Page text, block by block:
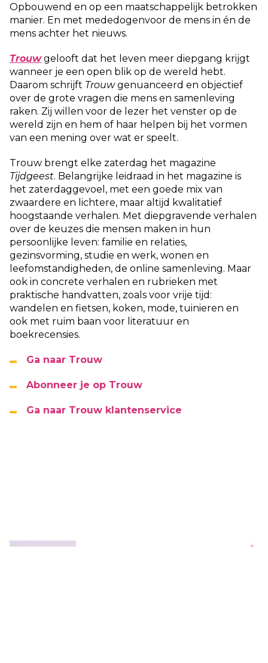
Opbouwend en op een maatschappelijk betrokken
manier. En met mededogenvoor de mens in én de
mens achter het nieuws.
Trouw gelooft dat het leven meer diepgang krijgt
wanneer je een open blik op de wereld hebt.
Daarom schrijft Trouwgenuanceerd en objectief
over de grote vragen die mens en samenleving
raken. Zij willen voor de lezer het venster op de
wereld zijn en hem of haar helpen bij het vormen
van een mening over wat er speelt.
Trouw brengt elke zaterdag het magazine
Tijdgeest. Belangrijke leidraad in het magazine is
het zaterdaggevoel, met een goede mix van
zwaardere en lichtere, maar altijd kwalitatief
hoogstaande verhalen. Met diepgravende verhalen
over de keuzes die mensen maken in hun
persoonlijke leven: familie en relaties,
gezinsvorming, studie en werk, wonen en
leefomstandigheden, de online samenleving. Maar
ook in concrete verhalen en rubrieken met
praktische handvatten, zoals voor vrije tijd:
wandelen en fietsen, koken, mode, tuinieren en
ook met ruim baan voor literatuur en
boekrecensies.
Ga naar Trouw
Abonneer je op Trouw
Ga naar Trouw klantenservice